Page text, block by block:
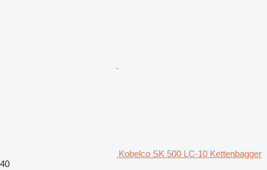
Kobelco SK 500 LC-10 Kettenbagger
40